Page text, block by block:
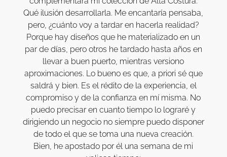
Qué ilusión desarrollarla. Me encantaría pensaba,
pero, ¿cuánto voy a tardar en hacerla realidad?
Porque hay diseños que he materializado en un
par de días, pero otros he tardado hasta años en
llevar a buen puerto, mientras versiono
aproximaciones. Lo bueno es que, a priori sé que
saldrá y bien. Es el rédito de la experiencia, el
compromiso y de la confianza en mí misma. No
puedo precisar en cuanto tiempo lo lograré y
dirigiendo un negocio no siempre puedo disponer
de todo el que se toma una nueva creación.
Bien, he apostado por él una semana de mi